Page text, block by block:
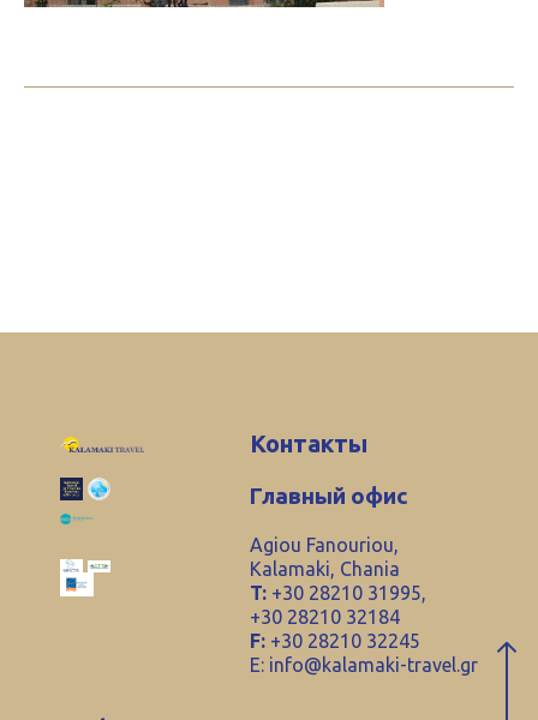
Контакты
Главный офис
Agiou Fanouriou,
Kalamaki, Chania
T: +30 28210 31995,
+30 28210 32184
F: +30 28210 32245
E: info@kalamaki-travel.gr